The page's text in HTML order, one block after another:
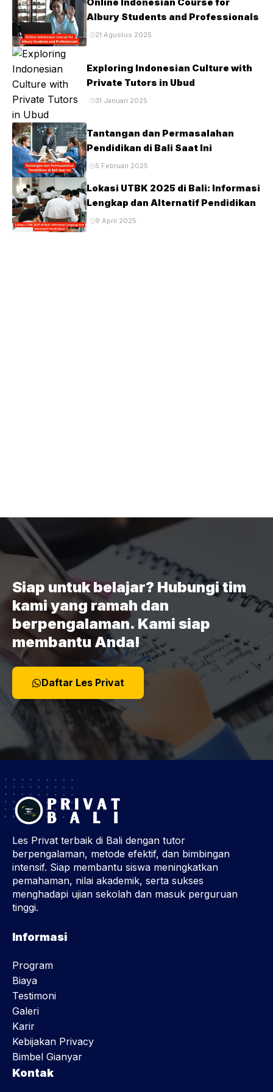
Albury Students and Professionals
21 Agustus 2025
Exploring Indonesian Culture with
Private Tutors in Ubud
31 Januari 2025
Tantangan dan Permasalahan
Pendidikan di Bali Saat Ini
5 Februari 2025
Lokasi UTBK 2025 di Bali: Informasi
Lengkap dan Alternatif Pendidikan
9 April 2025
Siap untuk belajar? Hubungi tim
kami yang ramah dan
berpengalaman. Kami siap
membantu Anda!
Daftar Les Privat
Les Privat terbaik di Bali dengan tutor
berpengalaman, metode efektif, dan bimbingan
intensif. Siap membantu siswa meningkatkan
pemahaman, nilai akademik, serta sukses
menghadapi ujian sekolah dan masuk perguruan
tinggi.
Informasi
Program
Biaya
Testimoni
Galeri
Karir
Kebijakan Privacy
Bimbel Gianyar
Kontak